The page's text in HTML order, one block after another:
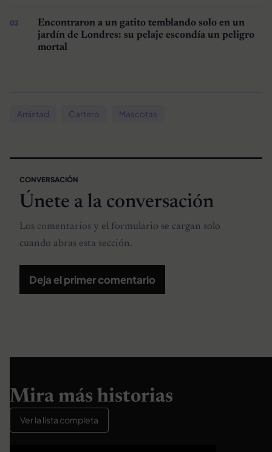
Encontraron a un gatito temblando solo en un
jardín de Londres: su pelaje escondía un peligro
mortal
Amistad Cartero Mascotas
CONVERSACIÓN
Únete a la conversación
Los comentarios y el formulario se cargan solo
cuando abras esta sección.
Deja el primer comentario
Mira más historias
Ver la lista completa